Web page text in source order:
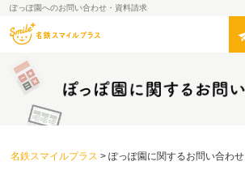
ぽっぽ園へのお問い合わせ・資料請求
名鉄スマイルプラス > ぽっぽ園に関するお問い合わせ